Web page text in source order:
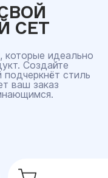
СЕТ
идеально
Создайте
стиль
ваш заказ